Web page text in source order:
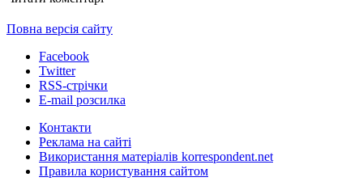
Повна версія сайту
Facebook
Twitter
RSS-стрічки
E-mail розсилка
Контакти
Реклама на сайті
Використання матеріалів korrespondent.net
Правила користування сайтом